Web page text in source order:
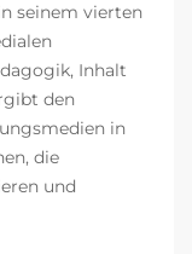
seinem vierten
Inhalt
den
in
die
und